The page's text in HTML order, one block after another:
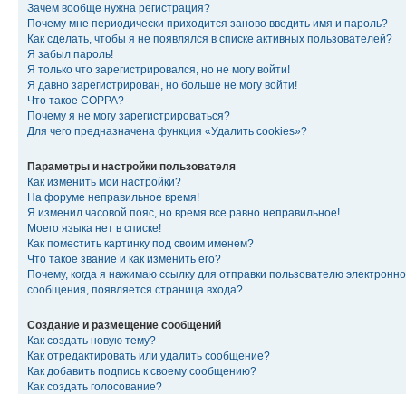
Зачем вообще нужна регистрация?
Почему мне периодически приходится заново вводить имя и пароль?
Как сделать, чтобы я не появлялся в списке активных пользователей?
Я забыл пароль!
Я только что зарегистрировался, но не могу войти!
Я давно зарегистрирован, но больше не могу войти!
Что такое COPPA?
Почему я не могу зарегистрироваться?
Для чего предназначена функция «Удалить cookies»?
Параметры и настройки пользователя
Как изменить мои настройки?
На форуме неправильное время!
Я изменил часовой пояс, но время все равно неправильное!
Моего языка нет в списке!
Как поместить картинку под своим именем?
Что такое звание и как изменить его?
Почему, когда я нажимаю ссылку для отправки пользователю
сообщения, появляется страница входа?
Создание и размещение сообщений
Как создать новую тему?
Как отредактировать или удалить сообщение?
Как добавить подпись к своему сообщению?
Как создать голосование?